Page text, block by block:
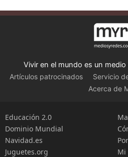
Vivir en el mundo es un medio
Artículos patrocinados Servicio
Acerca de
Educación 2.0
Dominio Mundial
Navidad.es
Juguetes.org
Mi